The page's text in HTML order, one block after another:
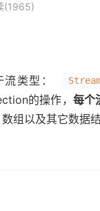
(1965)
类型：
的操作， 每个
组以及其它数据